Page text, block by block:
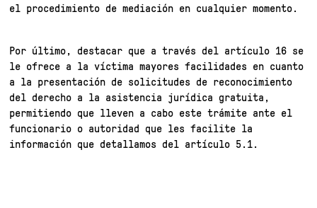
el procedimiento de mediación en cualquier momento.
Por último, destacar que a través del artículo 16 se
le ofrece a la víctima mayores facilidades en cuanto
a la presentación de solicitudes de reconocimiento
del derecho a la asistencia jurídica gratuita,
permitiendo que lleven a cabo este trámite ante el
funcionario o autoridad que les facilite la
información que detallamos del artículo 5.1.